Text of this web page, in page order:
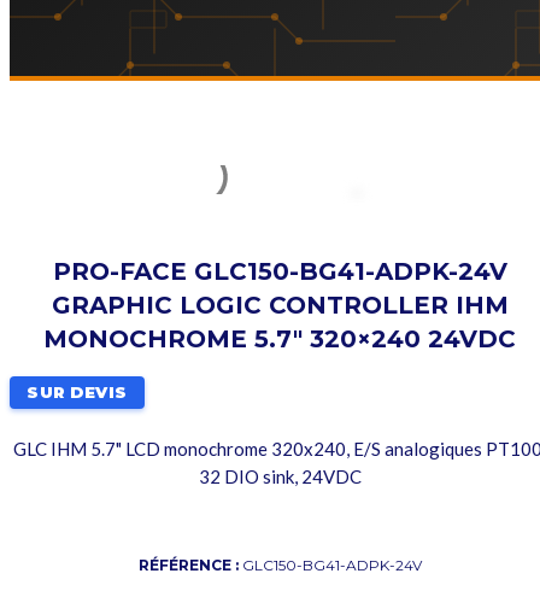
PRO-FACE GLC150-BG41-ADPK-24V
GRAPHIC LOGIC CONTROLLER IHM
MONOCHROME 5.7″ 320×240 24VDC
SUR DEVIS
GLC IHM 5.7" LCD monochrome 320x240, E/S analogiques
32 DIO sink, 24VDC
RÉFÉRENCE : GLC150-BG41-ADPK-24V